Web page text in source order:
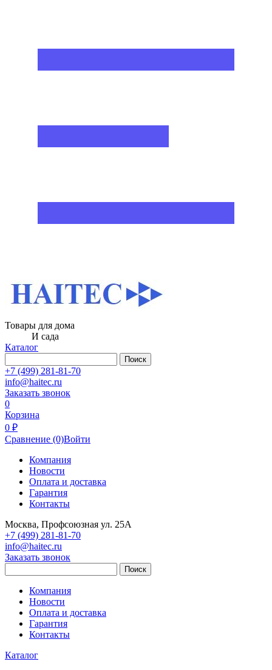
Товары для дома
И сада
Каталог
Поиск
+7 (499) 281-81-70
info@haitec.ru
Заказать звонок
0
Корзина
0 ₽
Сравнение (0)Войти
Компания
Новости
Оплата и доставка
Гарантия
Контакты
Москва, Профсоюзная ул. 25А
+7 (499) 281-81-70
info@haitec.ru
Заказать звонок
Поиск
Компания
Новости
Оплата и доставка
Гарантия
Контакты
Каталог